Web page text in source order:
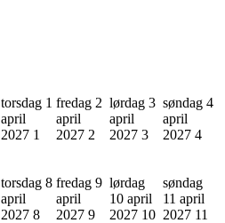
torsdag 1
april
2027 1
fredag 2
april
2027 2
lørdag 3
april
2027 3
søndag 4
april
2027 4
torsdag 8
april
2027 8
fredag 9
april
2027 9
lørdag
10 april
2027 10
søndag
11 april
2027 11